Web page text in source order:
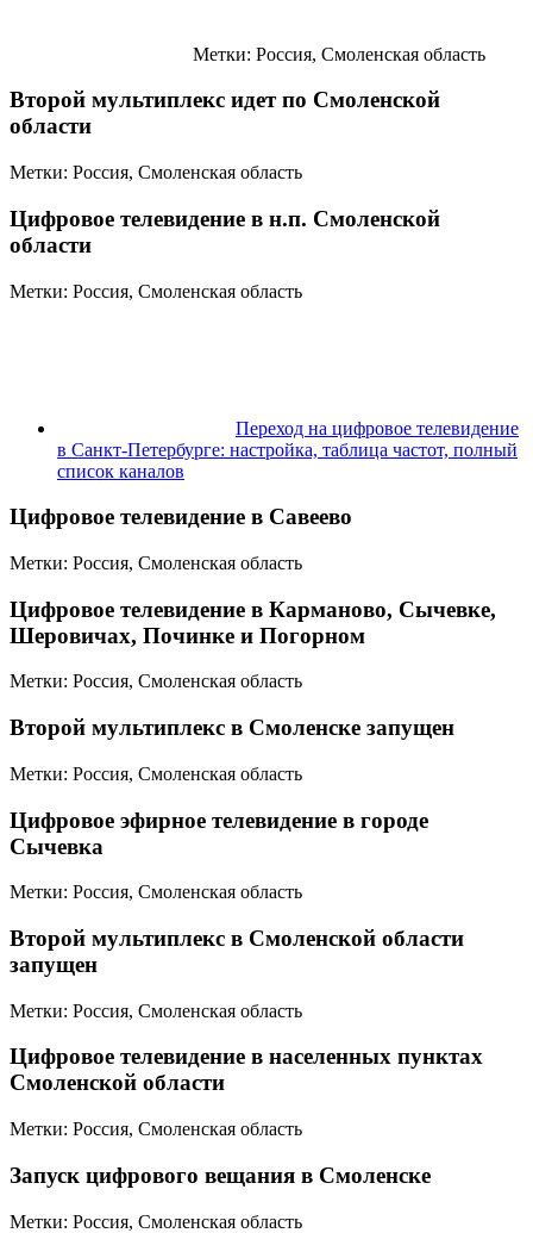
Метки: Россия, Смоленская область
Второй мультиплекс идет по Смоленской
области
Метки: Россия, Смоленская область
Цифровое телевидение в н.п. Смоленской
области
Метки: Россия, Смоленская область
Переход на цифровое телевидение
в Санкт-Петербурге: настройка, таблица частот, полный
список каналов
Цифровое телевидение в Савеево
Метки: Россия, Смоленская область
Цифровое телевидение в Карманово, Сычевке,
Шеровичах, Починке и Погорном
Метки: Россия, Смоленская область
Второй мультиплекс в Смоленске запущен
Метки: Россия, Смоленская область
Цифровое эфирное телевидение в городе
Сычевка
Метки: Россия, Смоленская область
Второй мультиплекс в Смоленской области
запущен
Метки: Россия, Смоленская область
Цифровое телевидение в населенных пунктах
Смоленской области
Метки: Россия, Смоленская область
Запуск цифрового вещания в Смоленске
Метки: Россия, Смоленская область